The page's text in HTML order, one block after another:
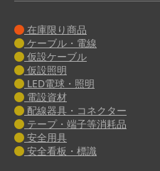
在庫限り商品
ケーブル・電線
仮設ケーブル
仮設照明
LED電球・照明
電設資材
配線器具・コネクター
テープ・端子等消耗品
安全用具
安全看板・標識